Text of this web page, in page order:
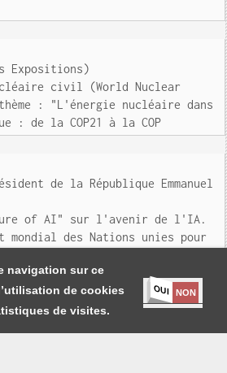
navigation sur ce
de cookies
de visites.
OUI NON
Expositions)
civil (World Nuclear
: "L'énergie nucléaire dans
: de la COP21 à la COP
de la République Emmanuel
of AI" sur l'avenir de l'IA.
mondial des Nations unies pour